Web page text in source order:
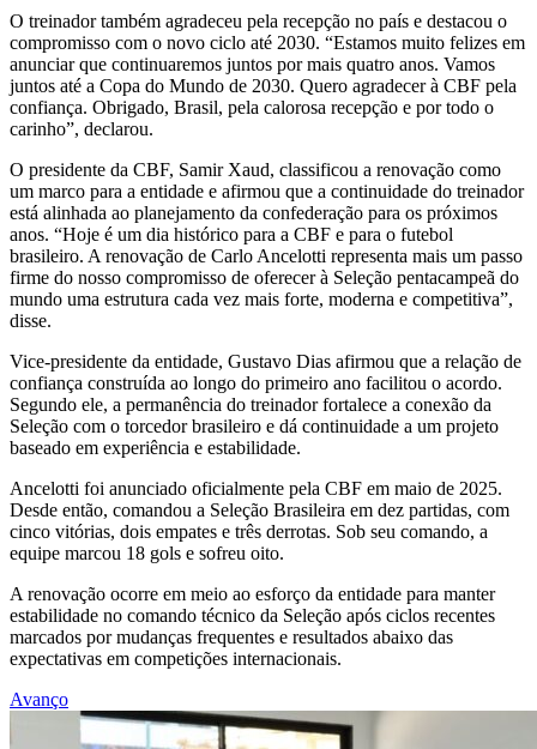
O treinador também agradeceu pela recepção no país e destacou o
compromisso com o novo ciclo até 2030. “Estamos muito felizes em
anunciar que continuaremos juntos por mais quatro anos. Vamos
juntos até a Copa do Mundo de 2030. Quero agradecer à CBF pela
confiança. Obrigado, Brasil, pela calorosa recepção e por todo o
carinho”, declarou.
O presidente da CBF, Samir Xaud, classificou a renovação como
um marco para a entidade e afirmou que a continuidade do treinador
está alinhada ao planejamento da confederação para os próximos
anos. “Hoje é um dia histórico para a CBF e para o futebol
brasileiro. A renovação de Carlo Ancelotti representa mais um passo
firme do nosso compromisso de oferecer à Seleção pentacampeã do
mundo uma estrutura cada vez mais forte, moderna e competitiva”,
disse.
Vice-presidente da entidade, Gustavo Dias afirmou que a relação de
confiança construída ao longo do primeiro ano facilitou o acordo.
Segundo ele, a permanência do treinador fortalece a conexão da
Seleção com o torcedor brasileiro e dá continuidade a um projeto
baseado em experiência e estabilidade.
Ancelotti foi anunciado oficialmente pela CBF em maio de 2025.
Desde então, comandou a Seleção Brasileira em dez partidas, com
cinco vitórias, dois empates e três derrotas. Sob seu comando, a
equipe marcou 18 gols e sofreu oito.
A renovação ocorre em meio ao esforço da entidade para manter
estabilidade no comando técnico da Seleção após ciclos recentes
marcados por mudanças frequentes e resultados abaixo das
expectativas em competições internacionais.
Avanço